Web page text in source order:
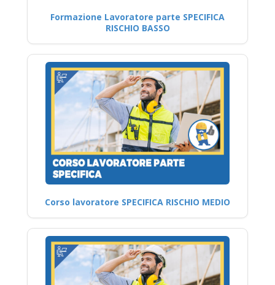
Formazione Lavoratore parte SPECIFICA
RISCHIO BASSO
Corso lavoratore SPECIFICA RISCHIO MEDIO